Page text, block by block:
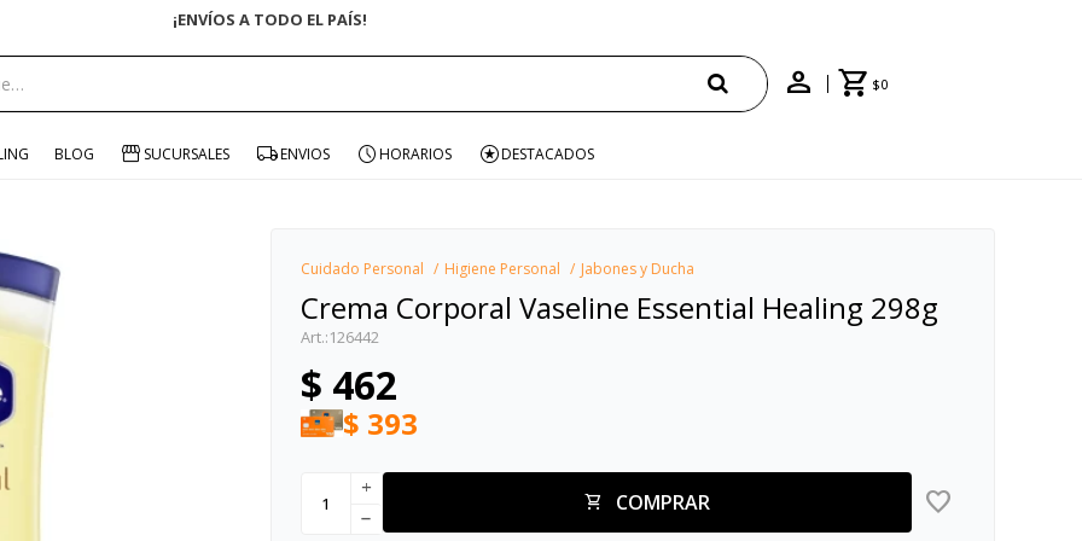
$0
BLOG SUCURSALES ENVIOS HORARIOS DESTACADOS
Cuidado Personal Higiene Personal Jabones y Ducha
Crema Corporal Vaseline Essential Healing 298g
126442
$ 462
$ 393
COMPRAR
add
remove